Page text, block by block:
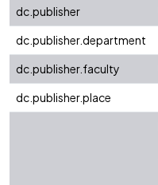
dc.publisher
dc.publisher.department
dc.publisher.faculty
dc.publisher.place